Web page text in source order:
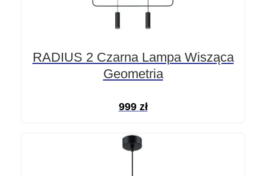
RADIUS 2 Czarna Lampa Wisząca
Geometria
999 zł